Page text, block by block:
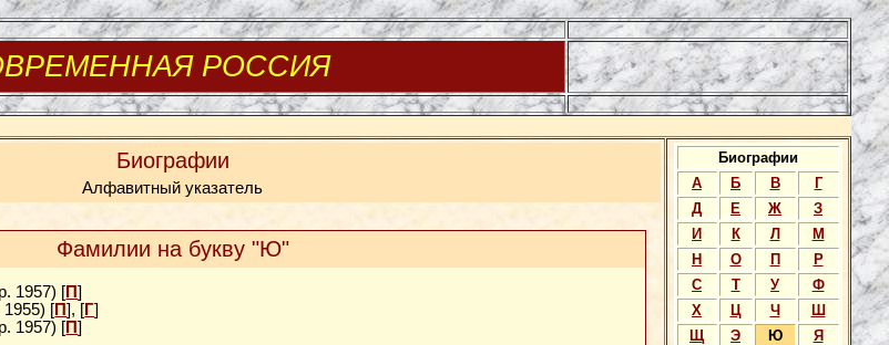
РОССИЯ
Биографии
Алфавитный указатель
Фамилии на букву "Ю"
1957) [П]
1955) [П], [Г]
1957) [П]
Биографии
А
Б В
Г
Д
Е Ж
З
И
К Л
М
Н
О П
Р
С
Т У
Ф
Х
Ц Ч
Ш
Щ
Э Ю Я